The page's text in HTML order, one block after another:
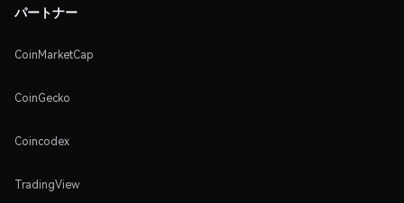
パートナー
CoinMarketCap
CoinGecko
Coincodex
TradingView